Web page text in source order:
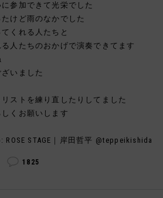
参加できて光栄でした
けど雨のなかでした
くれる人たちと
人たちのおかげで演奏できてます
いました
ストを練り直したりしてました
くお願いします
ROSE STAGE｜岸田哲平 @teppeikishida
1825